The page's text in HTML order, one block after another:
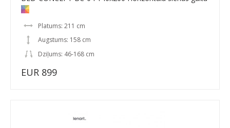
Platums: 211 cm
Augstums: 158 cm
Dziļums: 46-168 cm
EUR 899